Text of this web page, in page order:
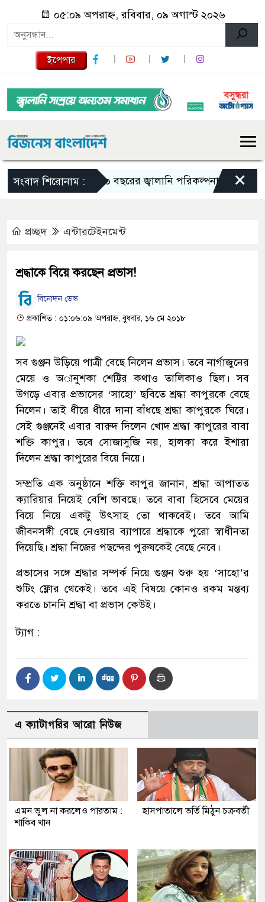
০৫:০৯ অপরাহ্ন, রবিবার, ০৯ অগাস্ট ২০২৬
ইপেপার
সংবাদ শিরোনাম :১০ বছরের জ্বালানি পরিকল্পনা সংসদে তুলে
×
প্রচ্ছদ এন্টারটেইনমেন্ট
শ্রদ্ধাকে বিয়ে করছেন প্রভাস!
বিনোদন ডেস্ক
প্রকাশিত : ০১:০৬:০৯ অপরাহ্ন, বুধবার, ১৬ মে ২০১৮
সব গুঞ্জন উড়িয়ে পাত্রী বেছে নিলেন প্রভাস। তবে নার্গাজুনের
মেয়ে ও অানুশকা শেট্টির কথাও তালিকাও ছিল। সব
উগড়ে এবার প্রভাসের ‘সাহো’ ছবিতে শ্রদ্ধা কাপুরকে বেছে
নিলেন। তাই ধীরে ধীরে দানা বাঁধছে শ্রদ্ধা কাপুরকে ঘিরে।
সেই গুঞ্জনেই এবার বারুদ দিলেন খোদ শ্রদ্ধা কাপুরের বাবা
শক্তি কাপুর। তবে সোজাসুজি নয়, হালকা করে ইশারা
দিলেন শ্রদ্ধা কাপুরের বিয়ে নিয়ে।
সম্প্রতি এক অনুষ্ঠানে শক্তি কাপুর জানান, শ্রদ্ধা আপাতত
ক্যারিয়ার নিয়েই বেশি ভাবছে। তবে বাবা হিসেবে মেয়ের
বিয়ে নিয়ে একটু উৎসাহ তো থাকবেই। তবে আমি
জীবনসঙ্গী বেছে নেওয়ার ব্যাপারে শ্রদ্ধাকে পুরো স্বাধীনতা
দিয়েছি। শ্রদ্ধা নিজের পছন্দের পুরুষকেই বেছে নেবে।
প্রভাসের সঙ্গে শ্রদ্ধার সম্পর্ক নিয়ে গুঞ্জন শুরু হয় ‘সাহো’র
শুটিং ফ্লোর থেকেই। তবে এই বিষয়ে কোনও রকম মন্তব্য
করতে চাননি শ্রদ্ধা বা প্রভাস কেউই।
ট্যাগ :
এ ক্যাটাগরির আরো নিউজ
এমন ভুল না করলেও পারতাম :
শাকিব খান
হাসপাতালে ভর্তি মিঠুন চক্রবর্তী